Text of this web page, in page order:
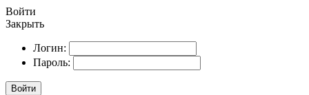
Войти
Закрыть
Логин:
Пароль:
Войти